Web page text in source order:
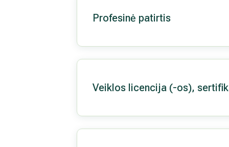
Profesinė patirtis
Veiklos licencija (-os),